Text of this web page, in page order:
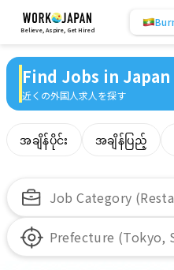
Believe, Aspire, Get Hired
Find Jobs in
近くの外国人求人を探す
အချိန်ပိုင်း အချိန်ပြည့်